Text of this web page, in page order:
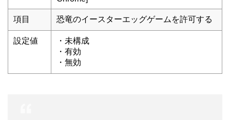
項目 恐竜のイースターエッグゲームを許可する
設定値
・未構成
・有効
・無効